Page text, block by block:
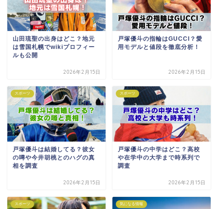
山田琉聖の出身はどこ？地元
は雪国札幌でwikiプロフィー
ルも公開
2026年2月15日
戸塚優斗の指輪はGUCCI？愛
用モデルと値段を徹底分析！
2026年2月15日
スポーツ
戸塚優斗は結婚してる？彼女
の噂や今井胡桃とのハグの真
相を調査
2026年2月15日
スポーツ
戸塚優斗の中学はどこ？高校
や在学中の大学まで時系列で
調査
2026年2月15日
スポーツ 気になる情報